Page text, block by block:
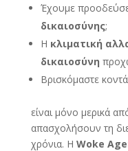
Έχουμε
δικαιοσύνης;
Η κλιματική
δικαιοσύνη
Βρισκόμαστε
είναι μόνο μερικά
απασχολήσουν τη
χρόνια. Η Woke